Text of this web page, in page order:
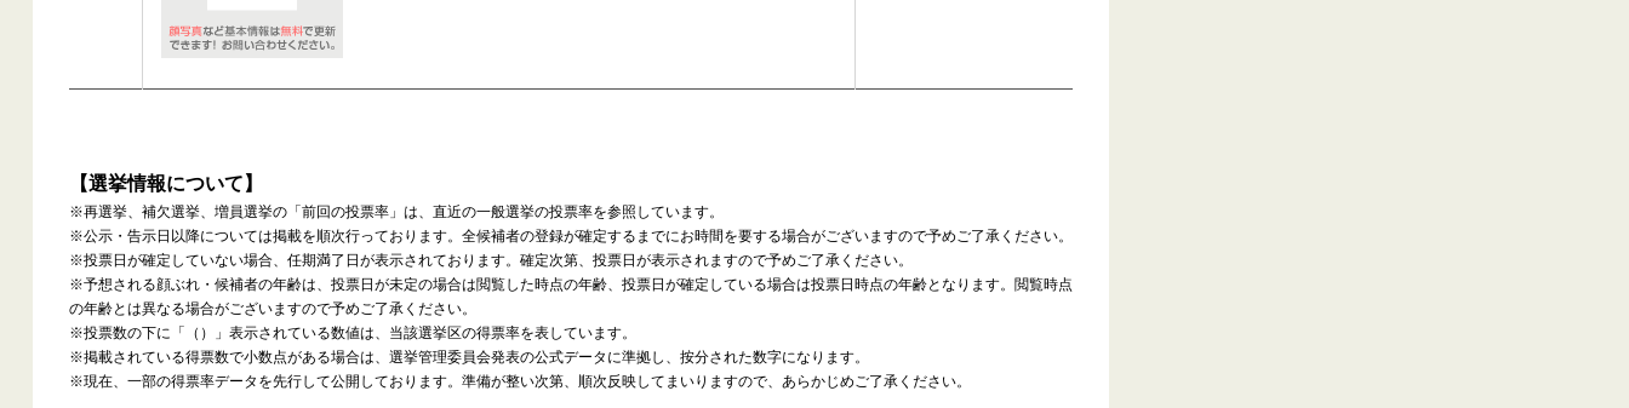
【選挙情報について】
※再選挙、補欠選挙、増員選挙の「前回の投票率」は、直近の一般選挙の投票率を参照しています。
※公示・告示日以降については掲載を順次行っております。全候補者の登録が確定するまでにお時間を要する場合がございますので予めご了承ください。
※投票日が確定していない場合、任期満了日が表示されております。確定次第、投票日が表示されますので予めご了承ください。
※予想される顔ぶれ・候補者の年齢は、投票日が未定の場合は閲覧した時点の年齢、投票日が確定している場合は投票日時点の年齢となります。閲覧時点
の年齢とは異なる場合がございますので予めご了承ください。
※投票数の下に「（）」表示されている数値は、当該選挙区の得票率を表しています。
※掲載されている得票数で小数点がある場合は、選挙管理委員会発表の公式データに準拠し、按分された数字になります。
※現在、一部の得票率データを先行して公開しております。準備が整い次第、順次反映してまいりますので、あらかじめご了承ください。